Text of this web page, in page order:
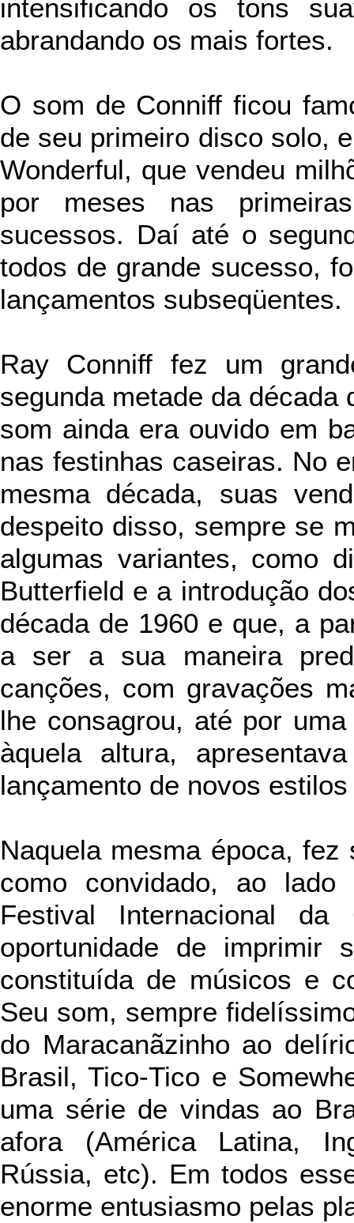
intensificando os tons
abrandando os mais fortes.
O som de Conniff ficou
de seu primeiro disco solo,
Wonderful, que vendeu
por meses nas
sucessos. Daí até o
todos de grande sucesso,
lançamentos subseqüentes.
Ray Conniff fez um
segunda metade da década
som ainda era ouvido em
nas festinhas caseiras. No
mesma década, suas
despeito disso, sempre se
algumas variantes, como
Butterfield e a introdução
década de 1960 e que, a
a ser a sua maneira
canções, com gravações
lhe consagrou, até por
àquela altura,
lançamento de novos
Naquela mesma época,
como convidado, ao
Festival Internacional
oportunidade de imprimir
constituída de músicos e
Seu som, sempre
do Maracanãzinho ao
Brasil, Tico-Tico e
uma série de vindas ao
afora (América Latina,
Rússia, etc). Em todos
enorme entusiasmo pelas